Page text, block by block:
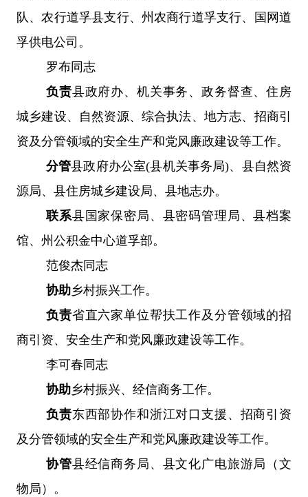
队、农行道孚县支行、州农商行道孚支行、国网道
孚供电公司。
罗布同志
负责县政府办、机关事务、政务督查、住房
城乡建设、自然资源、综合执法、地方志、招商引
资及分管领域的安全生产和党风廉政建设等工作。
分管县政府办公室(县机关事务局)、县自然资
源局、县住房城乡建设局、县地志办。
联系县国家保密局、县密码管理局、县档案
馆、州公积金中心道孚部。
范俊杰同志
协助乡村振兴工作。
负责省直六家单位帮扶工作及分管领域的招
商引资、安全生产和党风廉政建设等工作。
李可春同志
协助乡村振兴、 经信商务工作。
负责东西部协作和浙江对口支援、招商引资
及分管领域的安全生产和党风廉政建设等工作。
协管县经信商务局 、 县文化广电旅游局 （文
物局 ） 。